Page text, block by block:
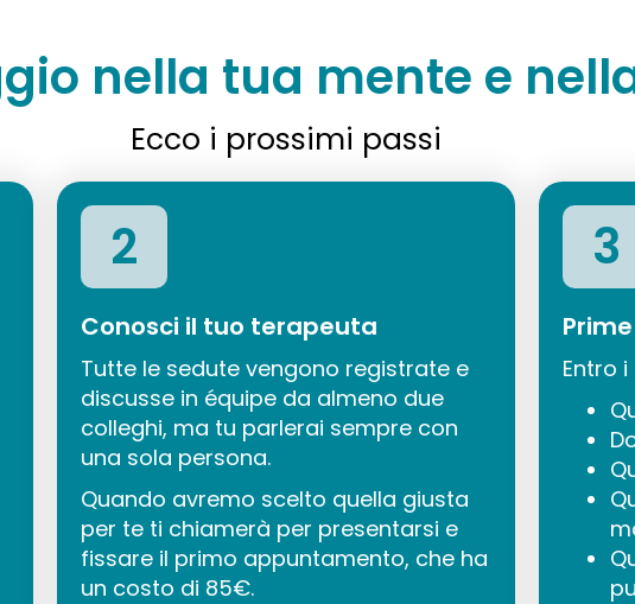
nella tua mente e
Ecco i prossimi passi
2
Conosci il tuo terapeuta
Tutte le sedute vengono registrate e
discusse in équipe da almeno due
colleghi, ma tu parlerai sempre con
una sola persona.
Quando avremo scelto quella giusta
per te ti chiamerà per presentarsi e
fissare il primo appuntamento, che ha
un costo di 85€.
3
Entro